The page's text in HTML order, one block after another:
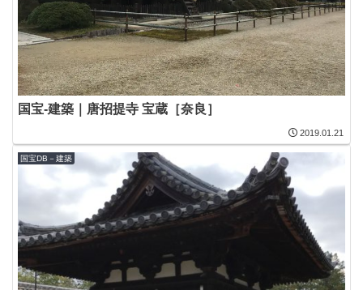
国宝-建築｜唐招提寺 宝蔵［奈良］
2019.01.21
国宝DB－建築